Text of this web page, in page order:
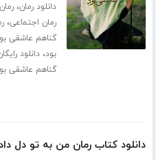
دانلود رمان،
رمان اجتماعی،
گناهم عاشقی
بود،دانلود
گناهم عاشقی
دانلود کتاب رمان من به تو دل